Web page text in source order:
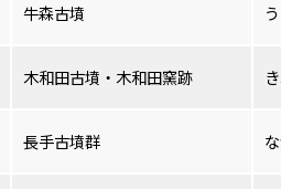
牛森古墳
木和田古墳・木和田窯跡
長手古墳群